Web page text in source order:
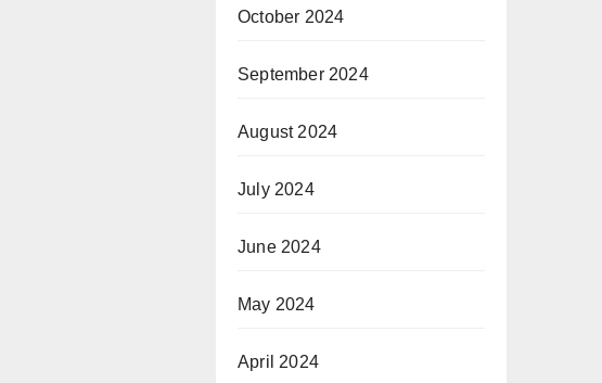
October 2024
September 2024
August 2024
July 2024
June 2024
May 2024
April 2024